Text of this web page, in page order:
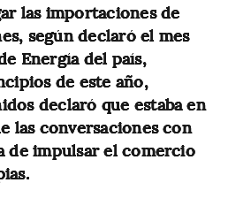
las importaciones de
según declaró el mes
Energía del país,
de este año,
declaró que estaba en
las conversaciones con
de impulsar el comercio